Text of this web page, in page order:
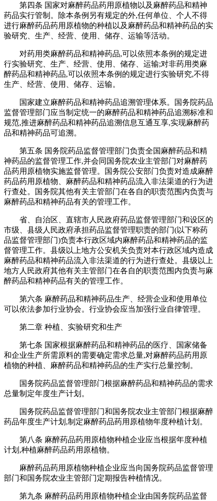
第四条 国家对麻醉药品药用原植物以及麻醉药品和精神
药品实行管制。除本条例另有规定的外,任何单位、个人不得
进行麻醉药品药用原植物的种植以及麻醉药品和精神药品的实
验研究、生产、经营、使用、储存、运输等活动。
对药用类麻醉药品和精神药品,可以依照本条例的规定进
行实验研究、生产、经营、使用、储存、运输;对非药用类麻
醉药品和精神药品,可以依照本条例的规定进行实验研究,不得
生产、经营、使用、储存、运输。
国家建立麻醉药品和精神药品追溯管理体系。国务院药品
监督管理部门应当制定统一的麻醉药品和精神药品追溯标准和
规范,推进麻醉药品和精神药品追溯信息互通互享,实现麻醉药
品和精神药品可追溯。
第五条 国务院药品监督管理部门负责全国麻醉药品和精
神药品的监督管理工作,并会同国务院农业主管部门对麻醉药
品药用原植物实施监督管理。国务院公安部门负责对造成麻醉
药品药用原植物、麻醉药品和精神药品流入非法渠道的行为进
行查处。国务院其他有关主管部门在各自的职责范围内负责与
麻醉药品和精神药品有关的管理工作。
省、自治区、直辖市人民政府药品监督管理部门和设区的
市级、县级人民政府承担药品监督管理职责的部门(以下称药
品监督管理部门)负责本行政区域内麻醉药品和精神药品的监
督管理工作。县级以上地方公安机关负责对本行政区域内造成
麻醉药品和精神药品流入非法渠道的行为进行查处。县级以上
地方人民政府其他有关主管部门在各自的职责范围内负责与麻
醉药品和精神药品有关的管理工作。
第六条 麻醉药品和精神药品生产、经营企业和使用单位
可以依法参加行业协会。行业协会应当加强行业自律管理。
第二章 种植、实验研究和生产
第七条 国家根据麻醉药品和精神药品的医疗、国家储备
和企业生产所需原料的需要确定需求总量,对麻醉药品药用原
植物的种植、麻醉药品和精神药品的生产实行总量控制。
国务院药品监督管理部门根据麻醉药品和精神药品的需求
总量制定年度生产计划。
国务院药品监督管理部门和国务院农业主管部门根据麻醉
药品年度生产计划,制定麻醉药品药用原植物年度种植计划。
第八条 麻醉药品药用原植物种植企业应当根据年度种植
计划,种植麻醉药品药用原植物。
麻醉药品药用原植物种植企业应当向国务院药品监督管理
部门和国务院农业主管部门定期报告种植情况。
第九条 麻醉药品药用原植物种植企业由国务院药品监督